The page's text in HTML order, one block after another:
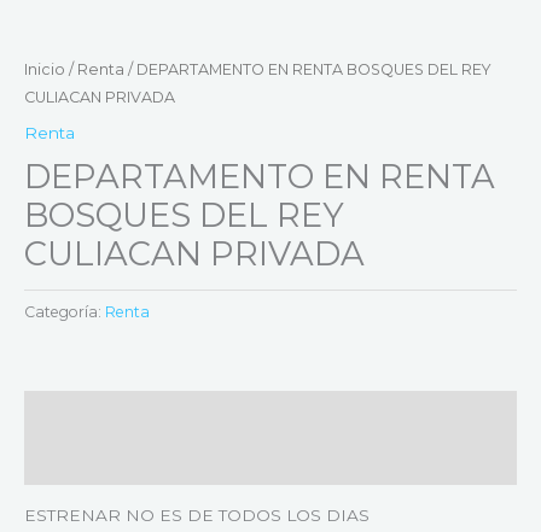
Inicio / Renta / DEPARTAMENTO EN RENTA BOSQUES DEL REY
CULIACAN PRIVADA
Renta
DEPARTAMENTO EN RENTA
BOSQUES DEL REY
CULIACAN PRIVADA
Categoría: Renta
ESTRENAR NO ES DE TODOS LOS DIAS